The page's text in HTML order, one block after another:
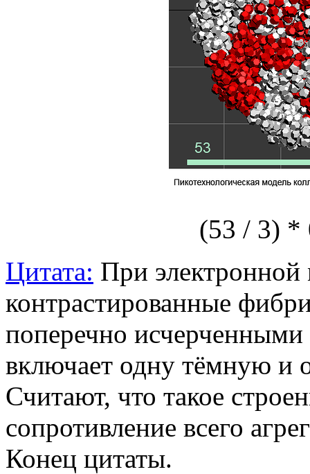
(53 / 3) *
Цитата: При
контрастированные
поперечно
включает одну тёмную и
Считают, что такое
сопротивление всего
Конец цитаты.